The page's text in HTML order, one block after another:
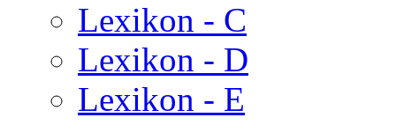
Lexikon - C
Lexikon - D
Lexikon - E